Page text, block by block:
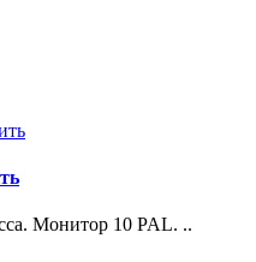
Монитор 10 PAL. ..